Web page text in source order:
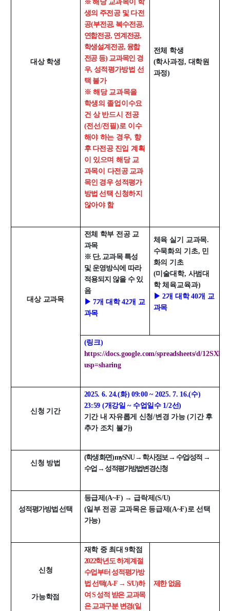
교과목이수규정
연합전공 인공지능 반도체공학
연합전공 인공지능
연합전공 지능형 통신
협동과정 인공지능
취업ㆍ진로
30주년 기념 동영상
행사 사진
신임교수초빙
대상 학생
※ 해당 교과목이 학
생의 주전공 및 다전
공(부전공, 복수전공,
연합전공, 연계전공,
학생설계전공, 융합
전공 등) 교과목인 경
우, 성적평가방법 선
택 불가
※ 해당 교과목을
학생의 졸업이수요
건 상 반드시 전공
(전선/전필)로 이수
해야 하는 경우, 향
후 다전공진입 계획
이 있으며 해당 교
과목이 다전공 교과
목인 경우 성적평가
방법 선택 신청하지
않아야 함
전체 학생
(학사과정, 대학원
과정)
대상 교과목
전체 학부 전공 교
과목
※ 단, 교과목 특성
및 운영방식에 따라
적용되지 않을 수 있
음
▶ 7개 대학 42개 교
과목
체육 실기 교과목.
수묵화의 기초, 민
화의 기초
(미술대학, 사범대
학 체육교육과)
▶ 2개 대학 40개 교
과목
(링크)
https://docs.google.com/spreadsheets/d/
usp=sharing
신청 기간
2025. 6. 24.(화) 09:00 ~ 2025. 7. 16.(수)
23:59 (개강일 ~ 수업일수 1/2선)
기간 내 자유롭게 신청/변경 가능 (기간 후
추가 조치 불가)
신청 방법
(학생 화면) mySNU → 학사정보 → 수업/성적 →
수업 → 성적평가방법변경신청
성적평가방법 선택
등급제(A~F) → 급락제(S/U)
(일부 전공 교과목은 등급제(A~F)로 선택
가능)
신청
가능학점
재학 중 최대 9학점
2022학년도 하계계절
수업부터 성적평가방
법 선택(A-F → S/U)하
여 S 성적 받은 교과목
은 교과구분 변경(일
제한 없음